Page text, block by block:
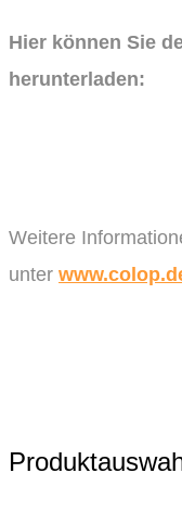
Hier können Sie
herunterladen:
Weitere
unter